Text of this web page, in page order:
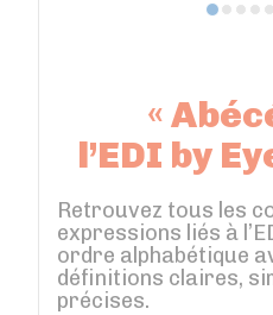
«
l’EDI by
Retrouvez tous les
expressions liés à
ordre alphabétique
définitions claires,
précises.